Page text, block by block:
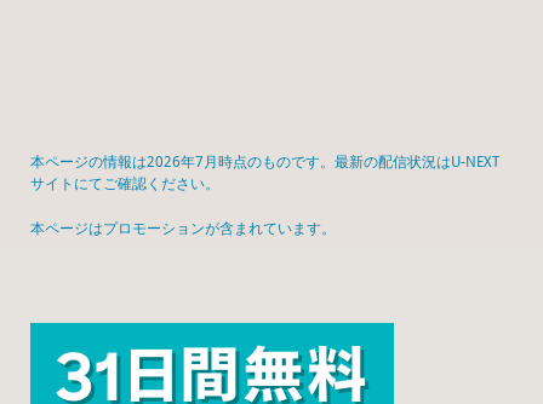
本ページの情報は2026年7月時点のものです。最新の配信状況はU-NEXT
サイトにてご確認ください。
本ページはプロモーションが含まれています。